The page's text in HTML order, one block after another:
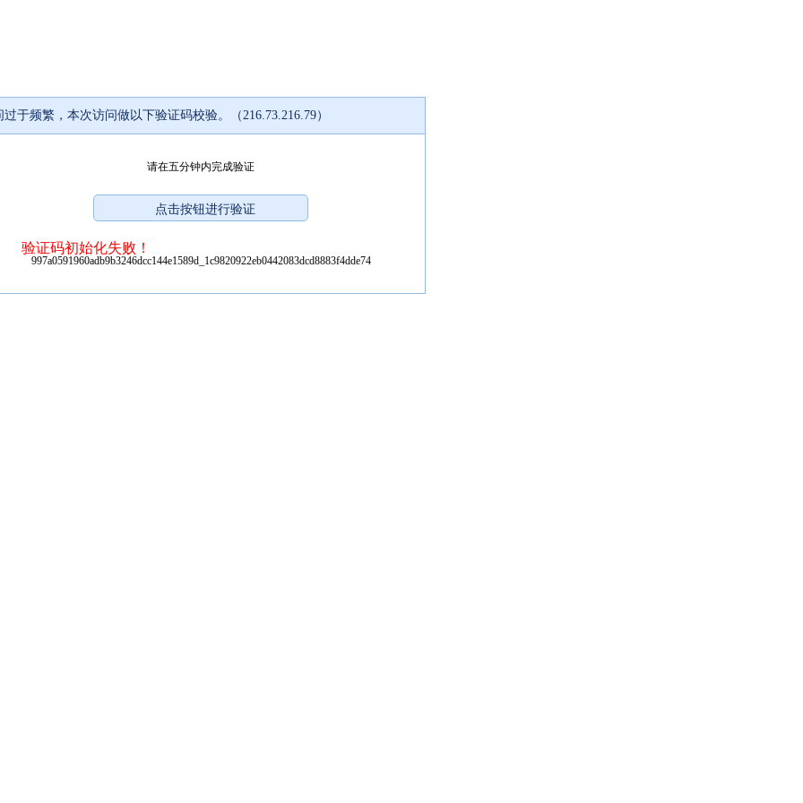
过于频繁，本次访问做以下验证码校验。（216.73.216.79）
请在五分钟内完成验证
验证码初始化失败！
997a0591960adb9b3246dcc144e1589d_1c9820922eb0442083dcd8883f4dde74